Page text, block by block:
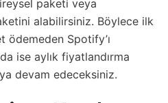
paketi veya
alabilirsiniz. Böylece ilk
ödemeden Spotify’ı
ise aylık fiyatlandırma
devam edeceksiniz.